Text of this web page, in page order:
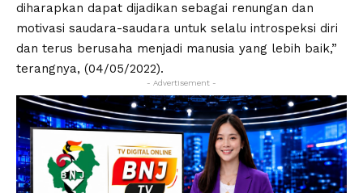
diharapkan dapat dijadikan sebagai renungan dan
motivasi saudara-saudara untuk selalu introspeksi diri
dan terus berusaha menjadi manusia yang lebih baik,”
terangnya, (04/05/2022).
- Advertisement -